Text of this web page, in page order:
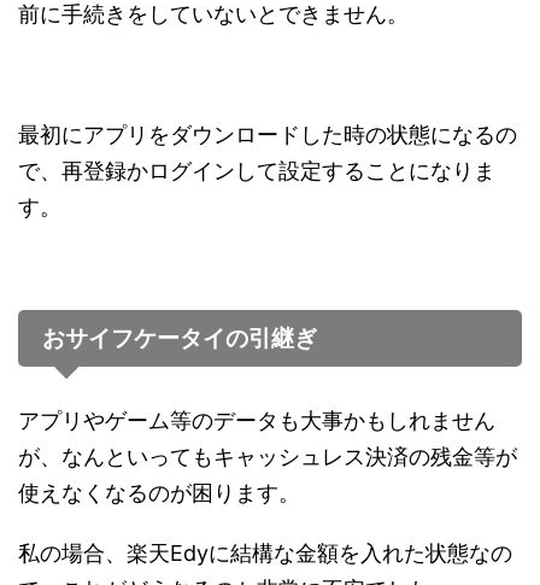
前に手続きをしていないとできません。
最初にアプリをダウンロードした時の状態になるの
で、再登録かログインして設定することになりま
す。
おサイフケータイの引継ぎ
アプリやゲーム等のデータも大事かもしれません
が、なんといってもキャッシュレス決済の残金等が
使えなくなるのが困ります。
私の場合、楽天Edyに結構な金額を入れた状態なの